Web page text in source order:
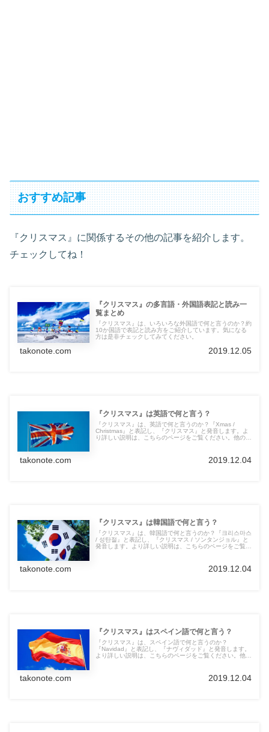
おすすめ記事
『クリスマス』に関係するその他の記事を紹介します。
チェックしてね！
『クリスマス』の多言語・外国語表記と読み一
覧まとめ
『クリスマス』は、いろいろな外国語で何と言うのか？約
10か国語で表記と読み方をご紹介しています。気になる
方は是非チェックしてみてください。
takonote.com 2019.12.05
『クリスマス』は英語で何と言う？
『クリスマス』は、英語で何と言うのか？『Xmas /
Christmas』と表記し、『クリスマス』と発音します。よ
り詳しい説明は、こちらのページをご覧ください。他の言
takonote.com 2019.12.04
『クリスマス』は韓国語で何と言う？
『クリスマス』は、韓国語で何と言うのか？『크리스마스
/ 성탄절』と表記し、『クリスマス / ソンタンジョル』と
発音します。より詳しい説明は、こちらのページをご覧く
takonote.com 2019.12.04
『クリスマス』はスペイン語で何と言う？
『クリスマス』は、スペイン語で何と言うのか？
『Navidad』と表記し、『ナヴィダッド』と発音します。
より詳しい説明は、こちらのページをご覧ください。他の
takonote.com 2019.12.04